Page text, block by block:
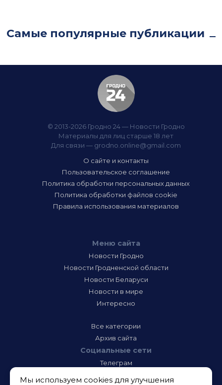
Самые популярные публикации
© 2013-2026 Гродно 24 — Новости Гродно
Материалы для лиц старше 18 лет
Для связи — grodno.online@gmail.com
О сайте и контакты
Пользовательское соглашение
Политика обработки персональных данных
Политика обработки файлов cookie
Правила использования материалов
Меню сайта
Новости Гродно
Новости Гродненской области
Новости Беларуси
Новости в мире
Интересно
Все категории
Архив сайта
Социальные сети
Телеграм
Инстаграм
Мы используем cookies для улучшения